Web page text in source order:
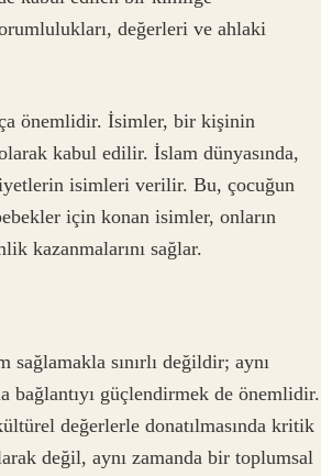
değerleri ve ahlaki
önemlidir. İsimler, bir kişinin
kabul edilir. İslam dünyasında,
isimleri verilir. Bu, çocuğun
için konan isimler, onların
kazanmalarını sağlar.
sınırlı değildir; aynı
güçlendirmek de önemlidir.
değerlerle donatılmasında kritik
değil, aynı zamanda bir toplumsal